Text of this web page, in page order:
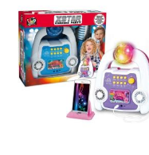
Rec
And
Play
Luci